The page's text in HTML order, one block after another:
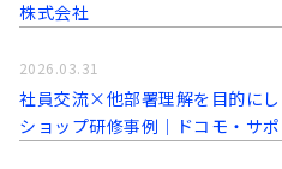
株式会社
社員交流×他部署理解を目的に
ショップ研修事例│ドコモ・サ
2026.03.31